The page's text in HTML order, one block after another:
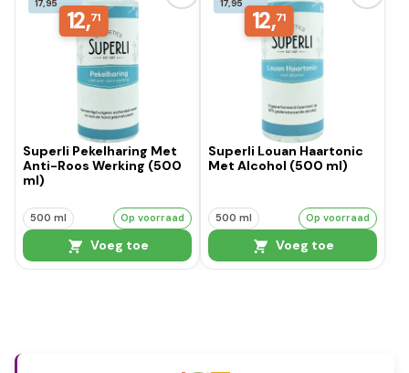
12,71
Superli Pekelharing Met
Anti-Roos Werking (500
ml)
500 ml Op voorraad
Voeg toe
12,71
Superli Louan Haartonic
Met Alcohol (500 ml)
500 ml Op voorraad
Voeg toe